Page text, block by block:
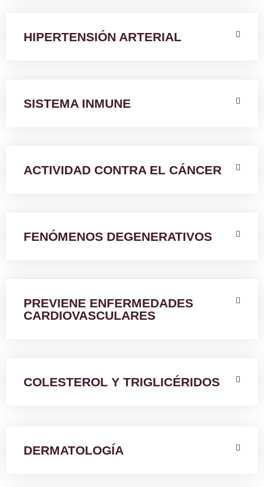
HIPERTENSIÓN ARTERIAL
SISTEMA INMUNE
ACTIVIDAD CONTRA EL CÁNCER
FENÓMENOS DEGENERATIVOS
PREVIENE ENFERMEDADES
CARDIOVASCULARES
COLESTEROL Y TRIGLICÉRIDOS
DERMATOLOGÍA